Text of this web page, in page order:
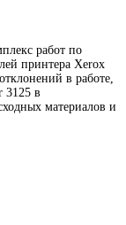
работ по
принтера Xerox
в работе,
3125 в
материалов и